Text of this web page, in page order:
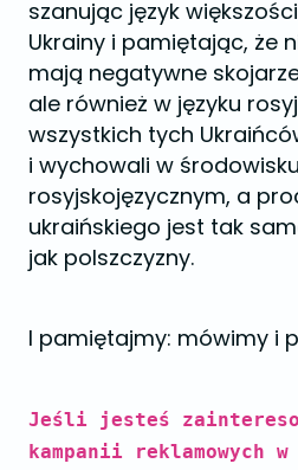
szanując język
Ukrainy i pamiętając, że
mają negatywne
ale również w języku
wszystkich tych
i wychowali w środowisku
rosyjskojęzycznym, a
ukraińskiego jest tak
jak polszczyzny.
I pamiętajmy: mówimy i
Jeśli jesteś
kampanii reklamowych